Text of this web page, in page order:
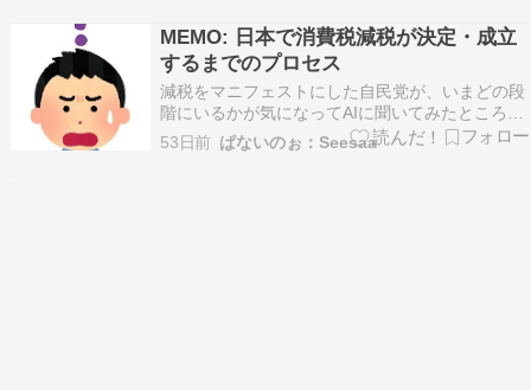
https://hamusoku.com/archives/11012950.html
続きを読む Source: ハムスター速報
MEMO: 日本で消費税減税が決定・成立
するまでのプロセス
減税をマニフェストにした自民党が、いまどの段
階にいるかが気になってAIに聞いてみたところ。
前の国民会議なんてものは国会のプロセスさえ入
ってないんだね！ 最近はどうなっているか？と思
53日前 ぱないのぉ：Seesaa